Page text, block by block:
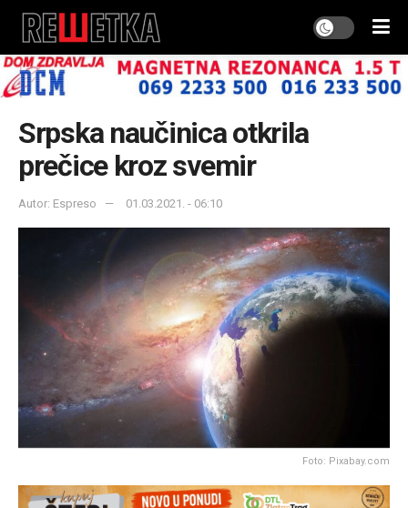
Srpska naučinica otkrila
prečice kroz svemir
Autor: Espreso 01.03.2021. - 06:10
Foto: Pixabay.com